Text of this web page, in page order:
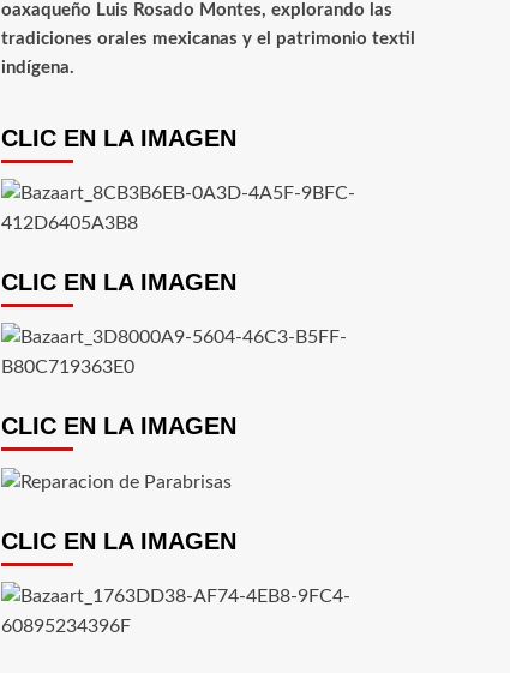
oaxaqueño Luis Rosado Montes, explorando las
tradiciones orales mexicanas y el patrimonio textil
indígena.
CLIC EN LA IMAGEN
CLIC EN LA IMAGEN
CLIC EN LA IMAGEN
CLIC EN LA IMAGEN